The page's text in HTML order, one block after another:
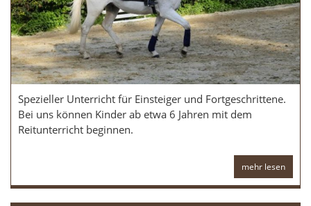
Spezieller Unterricht für Einsteiger und Fortgeschrittene.
Bei uns können Kinder ab etwa 6 Jahren mit dem
Reitunterricht beginnen.
mehr lesen